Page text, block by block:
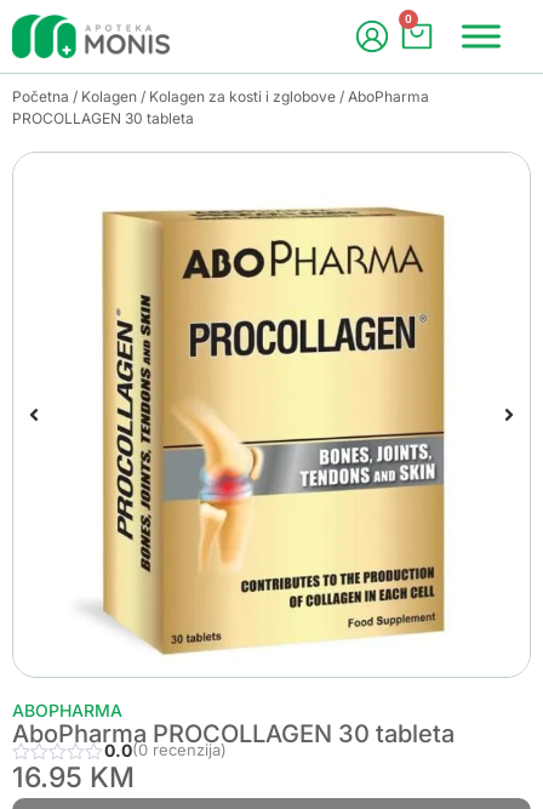
0
Početna / Kolagen / Kolagen za kosti i zglobove / AboPharma
PROCOLLAGEN 30 tableta
ABOPHARMA
AboPharma PROCOLLAGEN 30 tableta
0.0(0 recenzija)
16.95 KM